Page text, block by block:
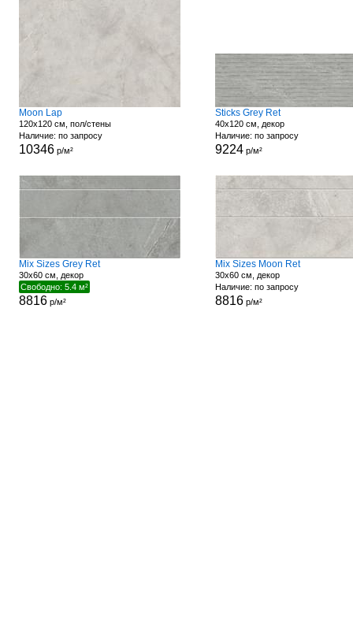
Moon Lap
120x120 см, пол/стены
Наличие: по запросу
10346р/м²
Sticks Grey Ret
40x120 см, декор
Наличие: по запросу
9224р/м²
Mix Sizes Grey Ret
30x60 см, декор
Свободно: 5.4 м²
8816р/м²
Mix Sizes Moon Ret
30x60 см, декор
Наличие: по запросу
8816р/м²